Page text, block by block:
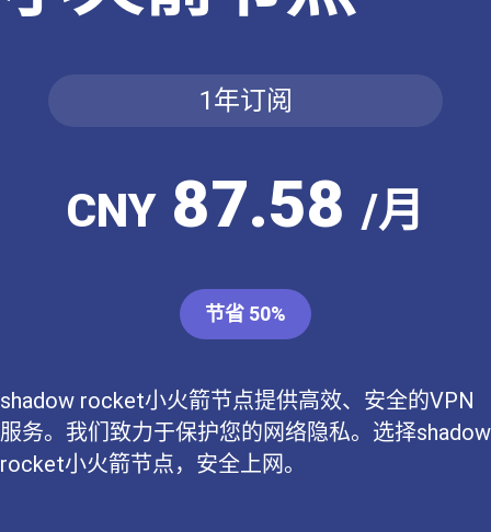
1年订阅
CNY87.58 /月
节省 50%
shadow rocket小火箭节点提供高效、安全的VPN
服务。我们致力于保护您的网络隐私。选择shadow
rocket小火箭节点，安全上网。